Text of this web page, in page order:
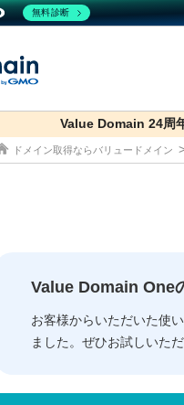
ーバー
ィ 従来の
従来の
Value Domain 24周年
ドメイン取得ならバリュードメイン
Value Domain One
お客様からいただいた使
ました。ぜひお試しいた
無料診断